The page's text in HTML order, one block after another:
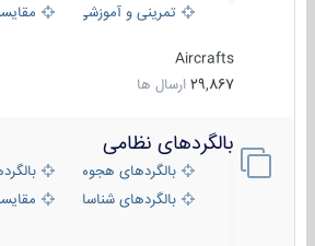
تمرینی و آموزشی
مقایسه
Aircrafts
29,867 ارسال ها
بالگردهای نظامی
بالگردهای هجومی
بالگردهای شناسایی
مقایسه